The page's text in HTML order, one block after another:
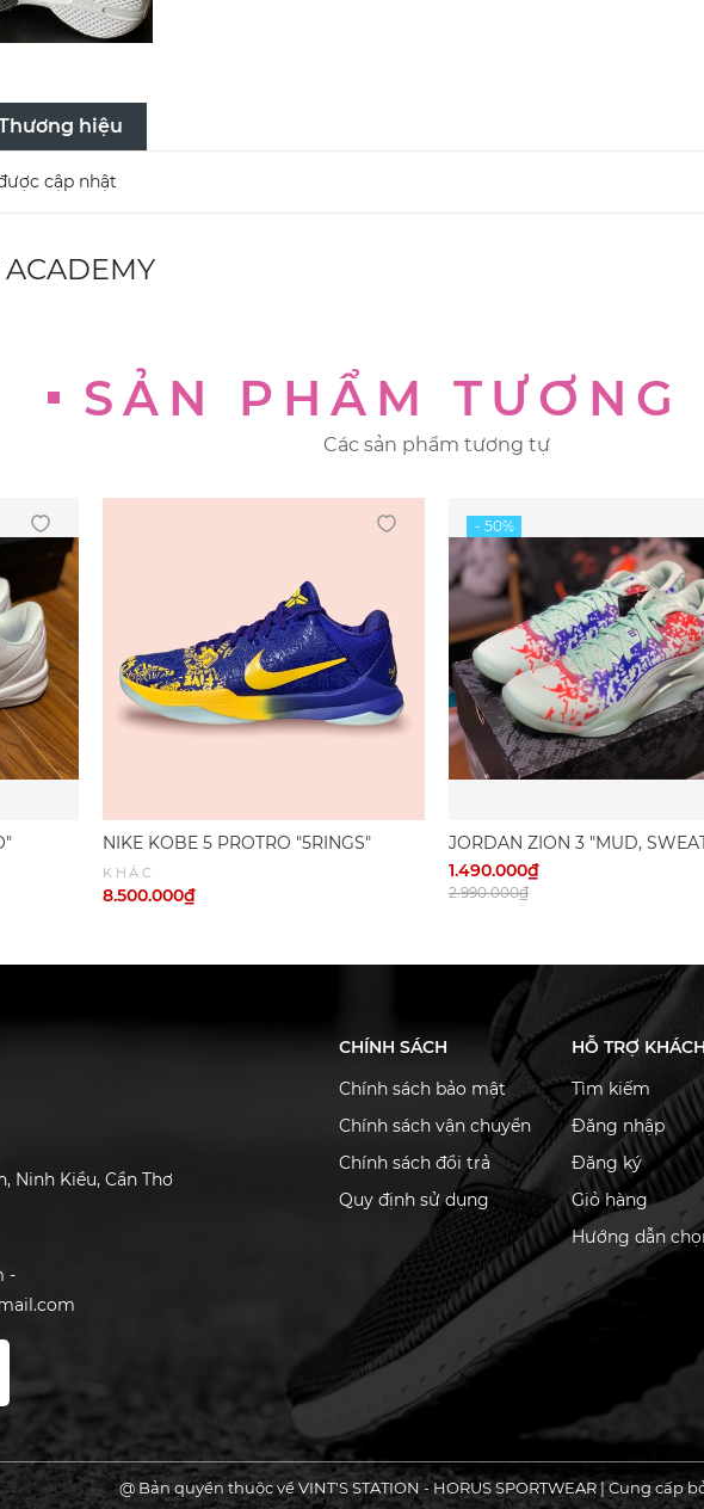
hiệu
cập nhật
ACADEMY
SẢN PHẨM TƯƠNG
Các sản phẩm tương tự
NIKE KOBE 5 PROTRO "5RINGS"
KHÁC
8.500.000₫
JORDAN ZION 3 "MUD,
TEARS"
1.490.000₫
2.990.000₫
Ninh Kiều, Cần Thơ
-
CHÍNH SÁCH
Chính sách bảo mật
Chính sách vận chuyển
Chính sách đổi trả
Quy định sử dụng
HỖ TRỢ
Tìm kiếm
Đăng nhập
Đăng ký
Giỏ hàng
Hướng dẫn
@ Bản quyền thuộc về VINT'S STATION - HORUS SPORTWEAR|Cung cấp